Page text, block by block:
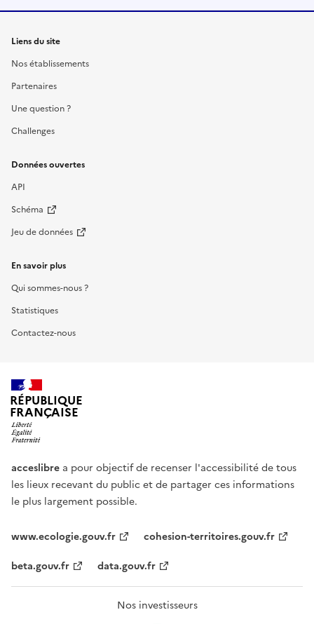
Liens du site
Nos établissements
Partenaires
Une question ?
Challenges
Données ouvertes
API
Schéma
Jeu de données
En savoir plus
Qui sommes-nous ?
Statistiques
Contactez-nous
RÉPUBLIQUE
FRANÇAISE
acceslibre a pour objectif de recenser l'accessibilité de tous
les lieux recevant du public et de partager ces informations
le plus largement possible.
www.ecologie.gouv.fr
cohesion-territoires.gouv.fr
beta.gouv.fr
data.gouv.fr
Nos investisseurs